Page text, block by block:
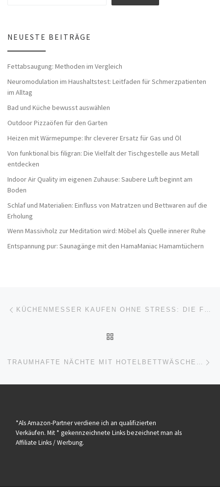
NEUESTE BEITRÄGE
Fettabsaugung: Methoden im Vergleich
Neuromodulation im Haushaltstest: Leitfaden für Schmerzpatienten
im Alltag
Bad und Küche bewusst auswählen
Outdoor Pizzaöfen für den Garten
Heizen mit Wärmepumpe: Ihr cleverer Ersatz für Gas und Öl
Von funktional bis filigran: Die Vielfalt der Tischgestelle aus Metall
entdecken
Indoor Air Quality im eigenen Zuhause: Saubere Luft beginnt am
Boden
Schlaf und Materialien: Einfluss von Matratzen und Bettwaren auf die
Erholung
Wenn Massivholz zur Meditation wird: Möbel als Quelle innerer Ruhe
Entspannung pur: Saunagänge mit den HamaManiac Hamamtüchern
Beitragsnavigation KÜCHENMESSER KAUFEN OHNE STRESS: DIE FÜNF VORTEILE DER ONLINEBESTELLUNG
TRAUMHAFTE NÄCHTE MIT HOTELBETTWÄSCHE: HOLEN SIE SICH DEN HOTELKOMFORT NACH HAUSE
*Als Amazon-Partner verdiene ich an qualifizierten
Verkäufen. Mit * gekennzeichnete Links bezeichnet man als
Affiliate Links / Werbung.